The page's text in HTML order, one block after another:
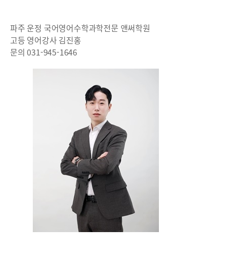
파주 운정 국어영어수학과학전문 앤써학원
고등 영어강사 김진홍
문의 031-945-1646